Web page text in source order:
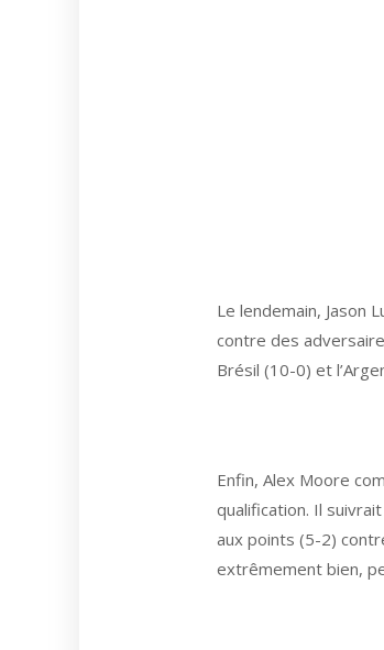
Le lendemain, Jason
contre des
Brésil (10-0) et
Enfin, Alex Moore
qualification. Il
aux points (5-2)
extrêmement bien,